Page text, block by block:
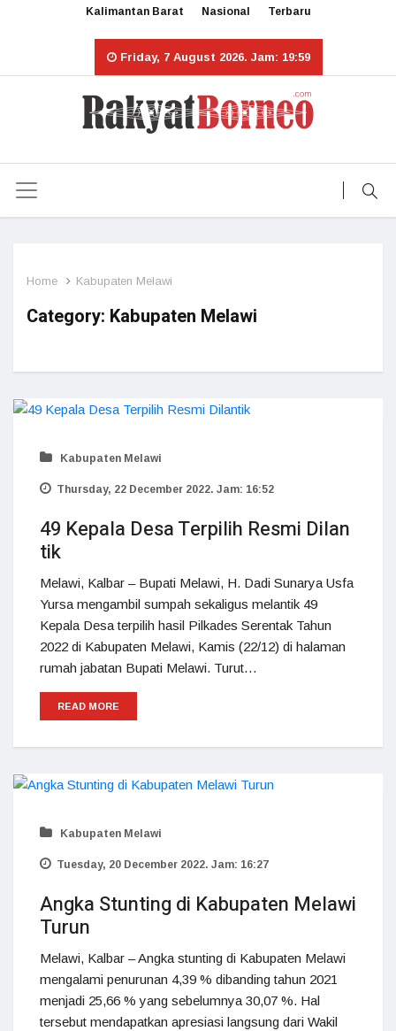
Kalimantan Barat Nasional Terbaru
Friday, 7 August 2026. Jam: 19:59
Home Kabupaten Melawi
Category: Kabupaten Melawi
Kabupaten Melawi
Thursday, 22 December 2022. Jam: 16:52
49 Kepala Desa Terpilih Resmi Dilan
tik
Melawi, Kalbar – Bupati Melawi, H. Dadi Sunarya Usfa
Yursa mengambil sumpah sekaligus melantik 49
Kepala Desa terpilih hasil Pilkades Serentak Tahun
2022 di Kabupaten Melawi, Kamis (22/12) di halaman
rumah jabatan Bupati Melawi. Turut…
READ MORE
Kabupaten Melawi
Tuesday, 20 December 2022. Jam: 16:27
Angka Stunting di Kabupaten Melawi
Turun
Melawi, Kalbar – Angka stunting di Kabupaten Melawi
mengalami penurunan 4,39 % dibanding tahun 2021
menjadi 25,66 % yang sebelumnya 30,07 %. Hal
tersebut mendapatkan apresiasi langsung dari Wakil